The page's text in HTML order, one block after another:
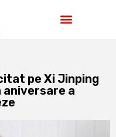
pe Xi Jinping
aniversare a